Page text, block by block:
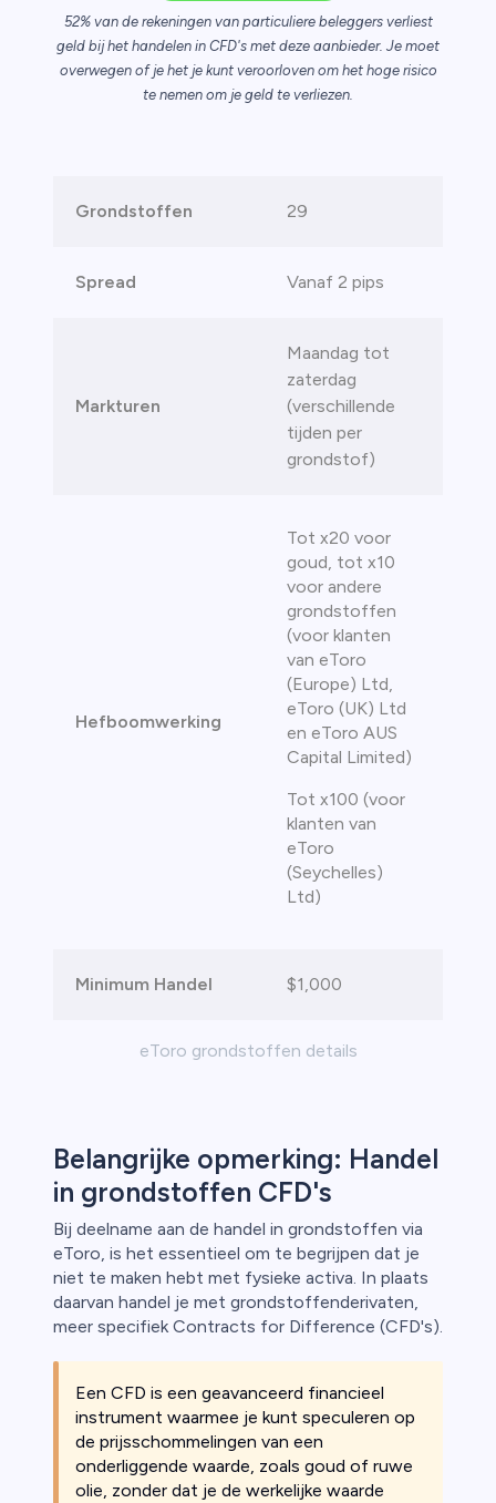
52% van de rekeningen van particuliere beleggers verliest
geld bij het handelen in CFD's met deze aanbieder. Je moet
overwegen of je het je kunt veroorloven om het hoge risico
te nemen om je geld te verliezen.
eToro grondstoffen details
Grondstoffen 29
Spread Vanaf 2 pips
Markturen
Maandag tot
zaterdag
(verschillende
tijden per
grondstof)
Hefboomwerking
Tot x20 voor
goud, tot x10
voor andere
grondstoffen
(voor klanten
van eToro
(Europe) Ltd,
eToro (UK) Ltd
en eToro AUS
Capital Limited)
Tot x100 (voor
klanten van
eToro
(Seychelles)
Ltd)
Minimum Handel $1,000
Belangrijke opmerking: Handel
in grondstoffen CFD's
Bij deelname aan de handel in grondstoffen via
eToro, is het essentieel om te begrijpen dat je
niet te maken hebt met fysieke activa. In plaats
daarvan handel je met grondstoffenderivaten,
meer specifiek Contracts for Difference (CFD's).
Een CFD is een geavanceerd financieel
instrument waarmee je kunt speculeren op
de prijsschommelingen van een
onderliggende waarde, zoals goud of ruwe
olie, zonder dat je de werkelijke waarde